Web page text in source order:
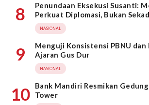
8
Penundaan Eksekusi Susanti:
Perkuat Diplomasi, Bukan
NASIONAL
9
Menguji Konsistensi PBNU dan
Ajaran Gus Dur
NASIONAL
10
Bank Mandiri Resmikan
Tower